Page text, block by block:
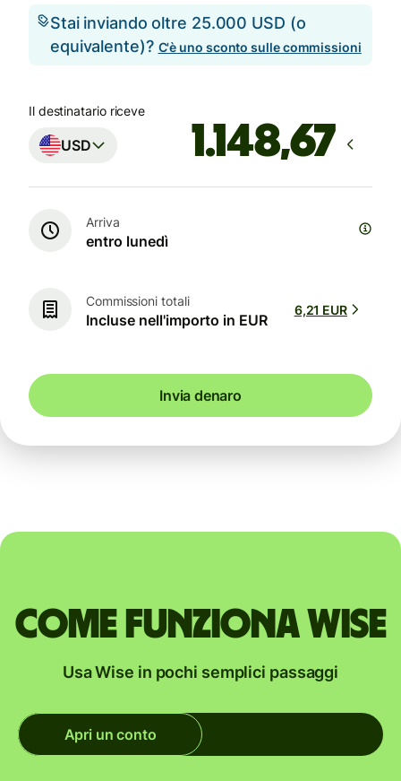
Stai inviando oltre 25.000 USD (o
equivalente)? C'è uno sconto sulle commissioni
Il destinatario riceve
USD
Arriva
entro lunedì
Commissioni totali
Incluse nell'importo in EUR
6,21 EUR
Invia denaro
Come funziona Wise
Usa Wise in pochi semplici passaggi
Apri un conto